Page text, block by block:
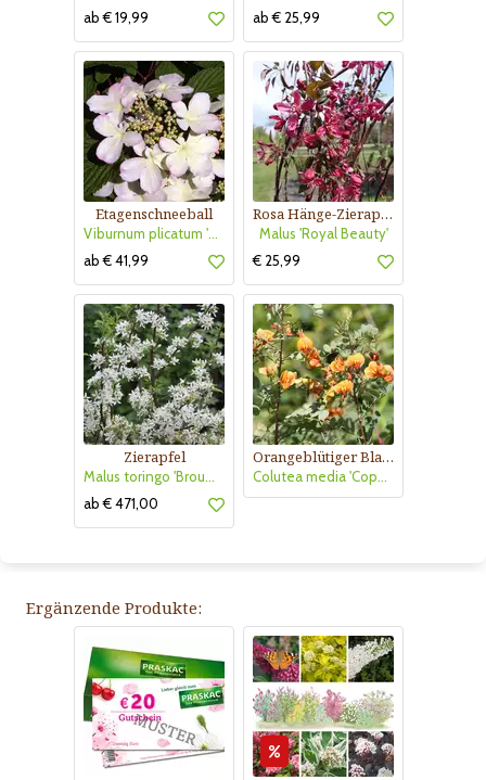
ab € 19,99
ab € 25,99
Etagenschneeball
Viburnum plicatum 'Pink Beauty'
ab € 41,99
Rosa Hänge-Zierapfel
Malus 'Royal Beauty'
€ 25,99
Zierapfel
Malus toringo 'Brouwers Beauty'
ab € 471,00
Orangeblütiger Blasenstrauch
Colutea media 'Copper Beauty'
Ergänzende Produkte: